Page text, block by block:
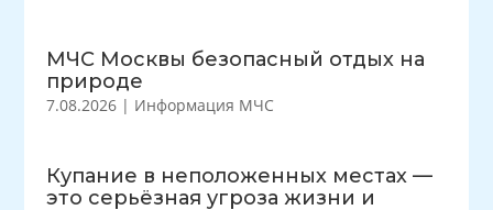
МЧС Москвы безопасный отдых на
природе
7.08.2026 | Информация МЧС
Купание в неположенных местах —
это серьёзная угроза жизни и